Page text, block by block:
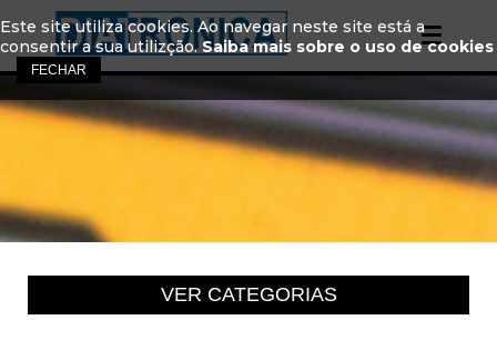
Este site utiliza cookies. Ao navegar neste site está a
consentir a sua utilizção. Saiba mais sobre o uso de cookies